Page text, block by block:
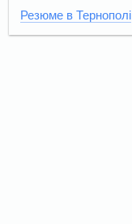
Резюме в Тернополі